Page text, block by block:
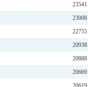
23541
23008
22755
20938
20888
20669
20619